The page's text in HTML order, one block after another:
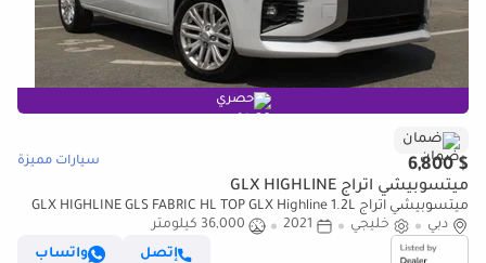
حصري
ضمان
$ 6,800 سيارات مميزة
ميتسوبيشي اتراج GLX HIGHLINE
ميتسوبيشي اتراج GLX HIGHLINE GLS FABRIC HL TOP GLX Highline 1.2L
دبي
خليجي 2021
36,000 كيلومتر
إتصل
واتساب